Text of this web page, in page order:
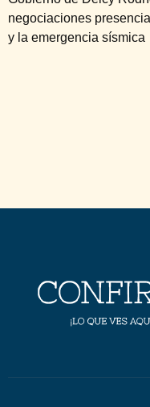
negociaciones
y la emergencia sísmica